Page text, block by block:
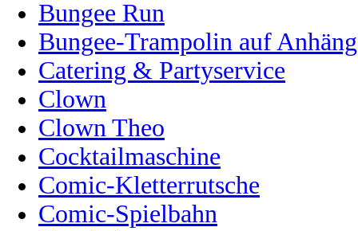
Bungee Run
Bungee-Trampolin auf
Catering & Partyservice
Clown
Clown Theo
Cocktailmaschine
Comic-Kletterrutsche
Comic-Spielbahn